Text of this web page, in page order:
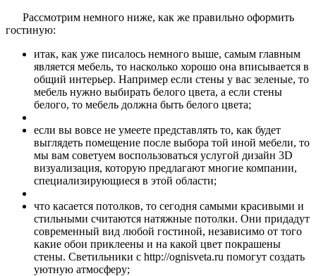
Рассмотрим немного ниже, как же правильно оформить
гостиную:
итак, как уже писалось немного выше, самым главным
является мебель, то насколько хорошо она вписывается в
общий интерьер. Например если стены у вас зеленые, то
мебель нужно выбирать белого цвета, а если стены
белого, то мебель должна быть белого цвета;
если вы вовсе не умеете представлять то, как будет
выглядеть помещение после выбора той иной мебели, то
мы вам советуем воспользоваться услугой дизайн 3D
визуализация, которую предлагают многие компании,
специализирующиеся в этой области;
что касается потолков, то сегодня самыми красивыми и
стильными считаются натяжные потолки. Они придадут
современный вид любой гостиной, независимо от того
какие обои приклеены и на какой цвет покрашены
стены. Светильники с http://ognisveta.ru помогут создать
уютную атмосферу;